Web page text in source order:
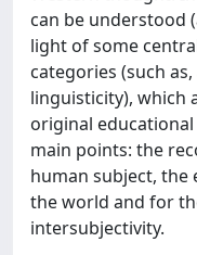
can be understood
light of some
categories (such
linguisticity), which
original
main points: the
human subject, the
the world and for
intersubjectivity.